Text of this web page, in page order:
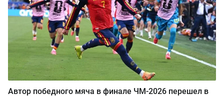
Автор победного мяча в финале ЧМ-2026 перешел в